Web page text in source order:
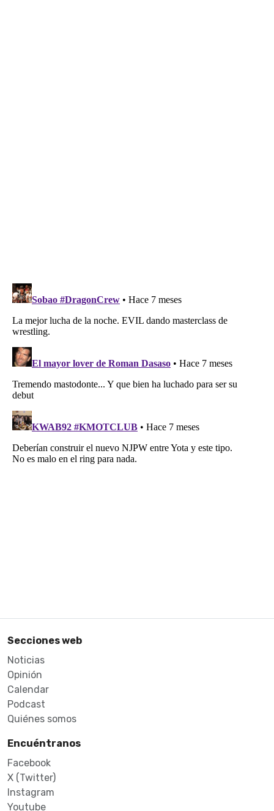
Secciones web
Noticias
Opinión
Calendar
Podcast
Quiénes somos
Encuéntranos
Facebook
X (Twitter)
Instagram
Youtube